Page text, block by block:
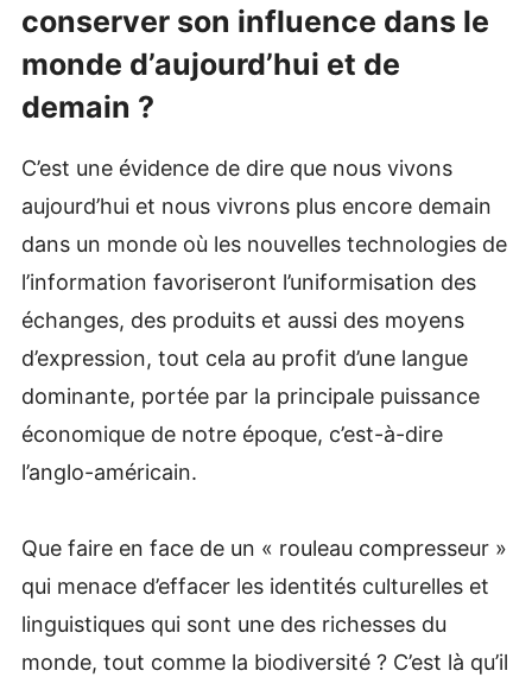
conserver son influence dans le
monde d’aujourd’hui et de
demain ?
C’est une évidence de dire que nous vivons
aujourd’hui et nous vivrons plus encore demain
dans un monde où les nouvelles technologies de
l’information favoriseront l’uniformisation des
échanges, des produits et aussi des moyens
d’expression, tout cela au profit d’une langue
dominante, portée par la principale puissance
économique de notre époque, c’est-à-dire
l’anglo-américain.
Que faire en face de un « rouleau compresseur »
qui menace d’effacer les identités culturelles et
linguistiques qui sont une des richesses du
monde, tout comme la biodiversité ? C’est là qu’il